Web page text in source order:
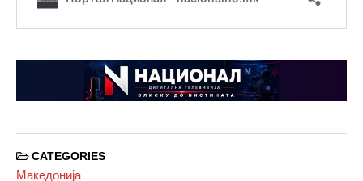
CATEGORIES
Македонија